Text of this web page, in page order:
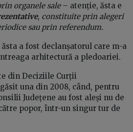
organele sale– atenție, ăsta e
, constituite prin alegeri
sau prin referendum.
a fost declanșatorul care m-a
arhitectură a pledoariei.
din Deciziile Curții
una din 2008, când, pentru
Județene au fost aleși nu de
popor, într-un singur tur de